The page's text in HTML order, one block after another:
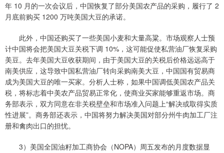
年 10 月的一次会议后，中国恢复了部分美国农产品的采购，履行了 2
月底前购买 1200 万吨美国大豆的承诺。
此外，中国还购买了一些美国小麦和大量高粱。市场观察人士预
计中国将会把美国大豆关税下调 10%，这可能促使私营油厂恢复采购
美豆。去年美国大豆收获期间，由于美国大豆的关税后价格远远高于
南美供应，这导致中国私营油厂转向采购南美大豆，中国国有贸易商
成为美国大豆的唯一买家。分析人士称，如果中国调低美国农产品关
税，将标志着中美农产品贸易正常化，使商业买家能够重返市场。商
务部表示，双方同意在非关税壁垒和市场准入问题上“解决或取得实质
性进展”。商务部还表示，中国将努力解决美国对部分州牛肉加工厂注
册和禽肉出口的担忧。
3）美国全国油籽加工商协会（NOPA）周五发布的月度数据显